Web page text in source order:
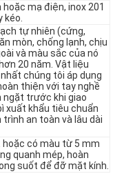
mạ điện, inox 201
kéo.
tự nhiên (cứng,
mòn, chống lạnh, chịu
và màu sắc của nó
20 năm. Vật liệu
chúng tôi áp dụng
thiện với tay nghề
ngặt trước khi giao
xuất khẩu tiêu chuẩn
an toàn và lâu dài
có màu từ 5 mm
quanh mép, hoàn
suốt để đỡ mặt kính.